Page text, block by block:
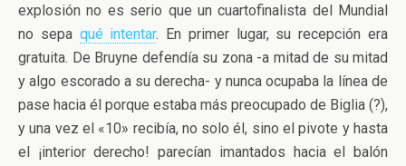
explosión no es serio que un cuartofinalista del Mundial
no sepa qué intentar. En primer lugar, su recepción era
gratuita. De Bruyne defendía su zona -a mitad de su mitad
y algo escorado a su derecha- y nunca ocupaba la línea de
pase hacia él porque estaba más preocupado de Biglia (?),
y una vez el «10» recibía, no solo él, sino el pivote y hasta
el ¡interior derecho! parecían imantados hacia el balón